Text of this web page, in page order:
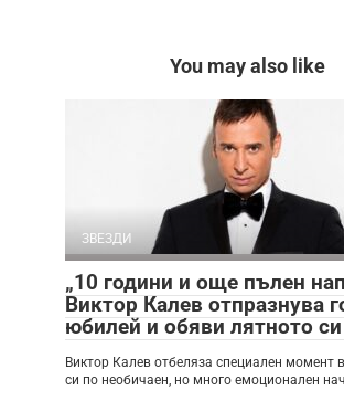
You may also like
ЗВЕЗДИ
„10 години и още пълен
Виктор Калев отпразнува
юбилей и обяви лятното
Виктор Калев отбеляза специален момент
си по необичаен, но много емоционален